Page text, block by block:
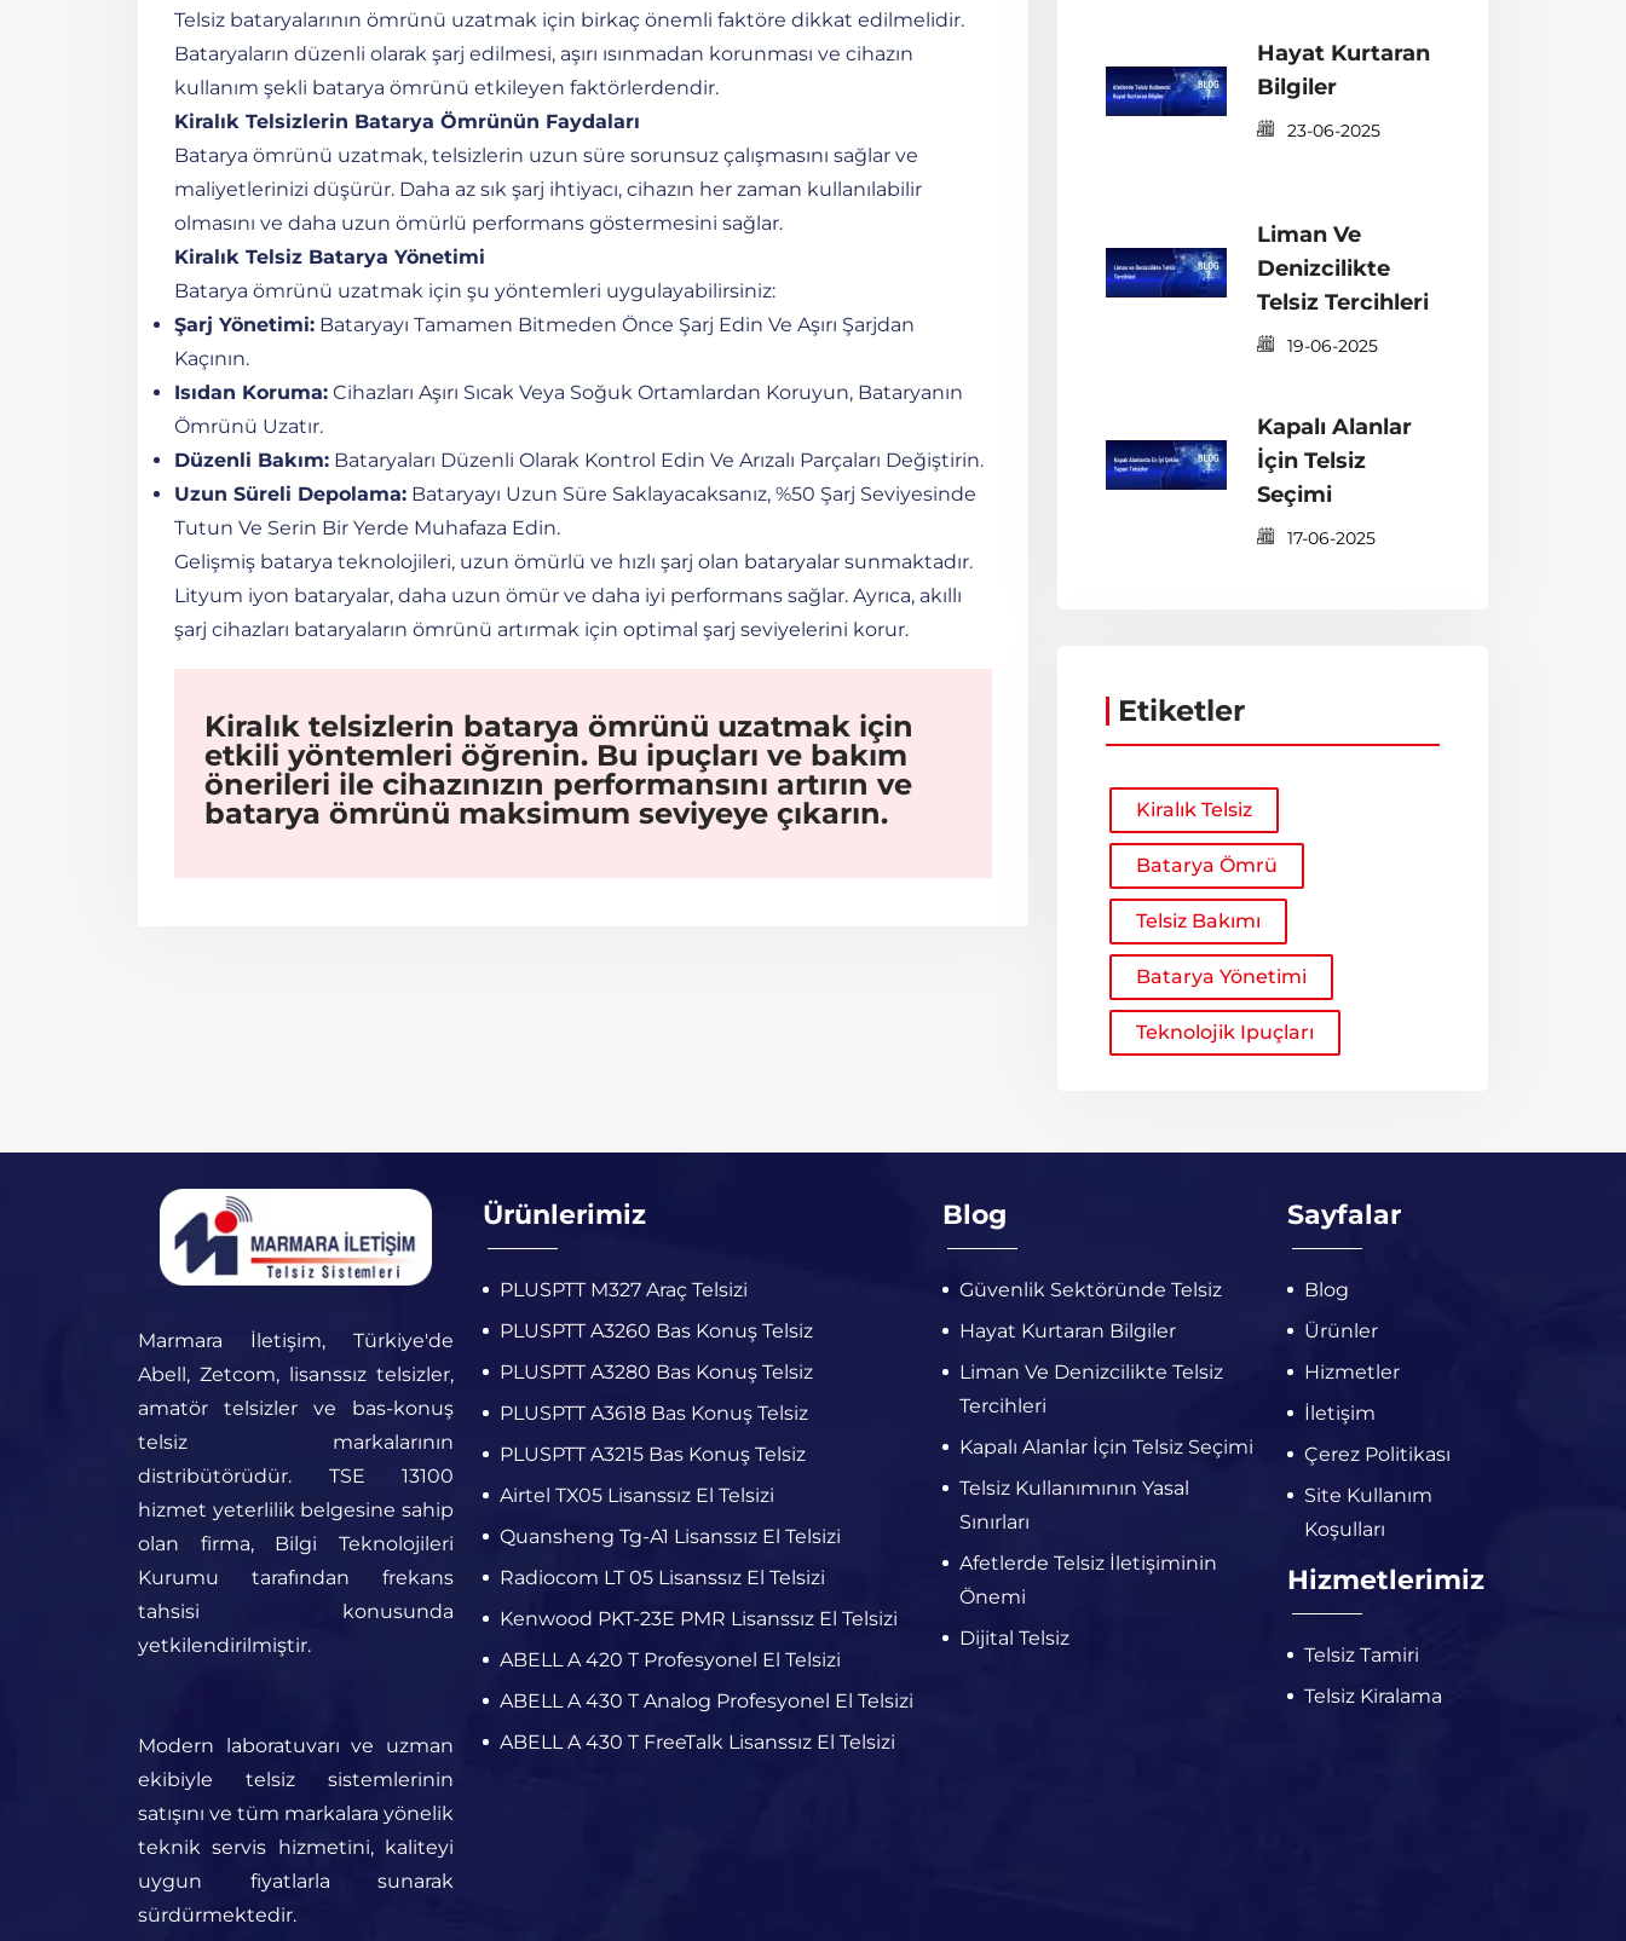
Telsiz bataryalarının ömrünü uzatmak için birkaç önemli faktöre dikkat edilmelidir.
Bataryaların düzenli olarak şarj edilmesi, aşırı ısınmadan korunması ve cihazın
kullanım şekli batarya ömrünü etkileyen faktörlerdendir.
Kiralık Telsizlerin Batarya Ömrünün Faydaları
Batarya ömrünü uzatmak, telsizlerin uzun süre sorunsuz çalışmasını sağlar ve
maliyetlerinizi düşürür. Daha az sık şarj ihtiyacı, cihazın her zaman kullanılabilir
olmasını ve daha uzun ömürlü performans göstermesini sağlar.
Kiralık Telsiz Batarya Yönetimi
Batarya ömrünü uzatmak için şu yöntemleri uygulayabilirsiniz:
Şarj Yönetimi: Bataryayı Tamamen Bitmeden Önce Şarj Edin Ve Aşırı Şarjdan
Kaçının.
Isıdan Koruma: Cihazları Aşırı Sıcak Veya Soğuk Ortamlardan Koruyun, Bataryanın
Ömrünü Uzatır.
Düzenli Bakım: Bataryaları Düzenli Olarak Kontrol Edin Ve Arızalı Parçaları Değiştirin.
Uzun Süreli Depolama: Bataryayı Uzun Süre Saklayacaksanız, %50 Şarj Seviyesinde
Tutun Ve Serin Bir Yerde Muhafaza Edin.
Gelişmiş batarya teknolojileri, uzun ömürlü ve hızlı şarj olan bataryalar sunmaktadır.
Lityum iyon bataryalar, daha uzun ömür ve daha iyi performans sağlar. Ayrıca, akıllı
şarj cihazları bataryaların ömrünü artırmak için optimal şarj seviyelerini korur.
Kiralık telsizlerin batarya ömrünü uzatmak için
etkili yöntemleri öğrenin. Bu ipuçları ve bakım
önerileri ile cihazınızın performansını artırın ve
batarya ömrünü maksimum seviyeye çıkarın.
Hayat Kurtaran
Bilgiler
23-06-2025
Liman Ve
Denizcilikte
Telsiz Tercihleri
19-06-2025
Kapalı Alanlar
İçin Telsiz
Seçimi
17-06-2025
Etiketler
Kiralık Telsiz
Batarya Ömrü
Telsiz Bakımı
Batarya Yönetimi
Teknolojik Ipuçları
Marmara İletişim, Türkiye'de
Abell, Zetcom, lisanssız telsizler,
amatör telsizler ve bas-konuş
telsiz markalarının
distribütörüdür. TSE 13100
hizmet yeterlilik belgesine sahip
olan firma, Bilgi Teknolojileri
Kurumu tarafından frekans
tahsisi konusunda
yetkilendirilmiştir.
Modern laboratuvarı ve uzman
ekibiyle telsiz sistemlerinin
satışını ve tüm markalara yönelik
teknik servis hizmetini, kaliteyi
uygun fiyatlarla sunarak
sürdürmektedir.
Ürünlerimiz
PLUSPTT M327 Araç Telsizi
PLUSPTT A3260 Bas Konuş Telsiz
PLUSPTT A3280 Bas Konuş Telsiz
PLUSPTT A3618 Bas Konuş Telsiz
PLUSPTT A3215 Bas Konuş Telsiz
Airtel TX05 Lisanssız El Telsizi
Quansheng Tg-A1 Lisanssız El Telsizi
Radiocom LT 05 Lisanssız El Telsizi
Kenwood PKT-23E PMR Lisanssız El Telsizi
ABELL A 420 T Profesyonel El Telsizi
ABELL A 430 T Analog Profesyonel El Telsizi
ABELL A 430 T FreeTalk Lisanssız El Telsizi
Blog
Güvenlik Sektöründe Telsiz
Hayat Kurtaran Bilgiler
Liman Ve Denizcilikte Telsiz
Tercihleri
Kapalı Alanlar İçin Telsiz Seçimi
Telsiz Kullanımının Yasal
Sınırları
Afetlerde Telsiz İletişiminin
Önemi
Dijital Telsiz
Sayfalar
Blog
Ürünler
Hizmetler
İletişim
Çerez Politikası
Site Kullanım
Koşulları
Hizmetlerimiz
Telsiz Tamiri
Telsiz Kiralama